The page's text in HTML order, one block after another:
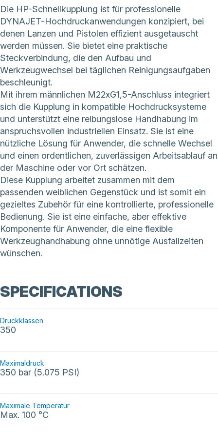
Die HP-Schnellkupplung ist für professionelle
DYNAJET-Hochdruckanwendungen konzipiert, bei
denen Lanzen und Pistolen effizient ausgetauscht
werden müssen. Sie bietet eine praktische
Steckverbindung, die den Aufbau und
Werkzeugwechsel bei täglichen Reinigungsaufgaben
beschleunigt.
Mit ihrem männlichen M22xG1,5-Anschluss integriert
sich die Kupplung in kompatible Hochdrucksysteme
und unterstützt eine reibungslose Handhabung im
anspruchsvollen industriellen Einsatz. Sie ist eine
nützliche Lösung für Anwender, die schnelle Wechsel
und einen ordentlichen, zuverlässigen Arbeitsablauf an
der Maschine oder vor Ort schätzen.
Diese Kupplung arbeitet zusammen mit dem
passenden weiblichen Gegenstück und ist somit ein
gezieltes Zubehör für eine kontrollierte, professionelle
Bedienung. Sie ist eine einfache, aber effektive
Komponente für Anwender, die eine flexible
Werkzeughandhabung ohne unnötige Ausfallzeiten
wünschen.
SPECIFICATIONS
Druckklassen
350
Maximaldruck
350 bar (5.075 PSI)
Maximale Temperatur
Max. 100 °C